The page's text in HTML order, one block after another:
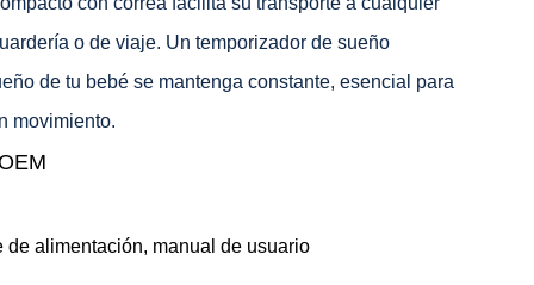
o de viaje. Un temporizador de sueño
de tu bebé se mantenga constante, esencial para
movimiento.
alimentación, manual de usuario